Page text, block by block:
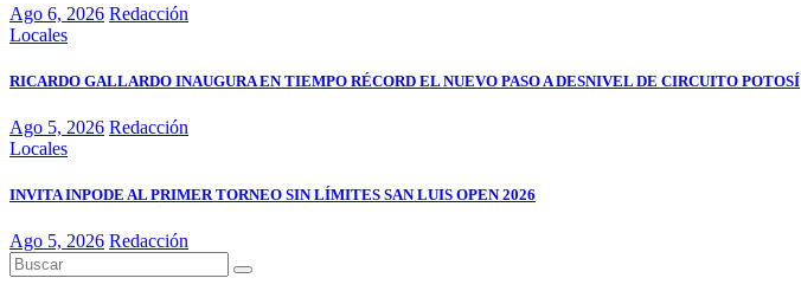
Ago 6, 2026 Redacción
Locales
RICARDO GALLARDO INAUGURA EN TIEMPO RÉCORD EL NUEVO PASO A DESNIVEL DE CIRCUITO POTOSÍ
Ago 5, 2026 Redacción
Locales
INVITA INPODE AL PRIMER TORNEO SIN LÍMITES SAN LUIS OPEN 2026
Ago 5, 2026 Redacción